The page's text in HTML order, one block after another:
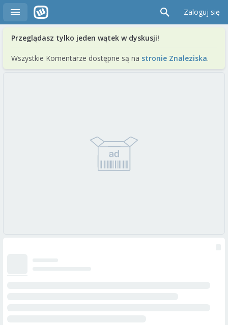
Zaloguj się
Przeglądasz tylko jeden wątek w dyskusji!
Wszystkie Komentarze dostępne są na stronie Znaleziska.